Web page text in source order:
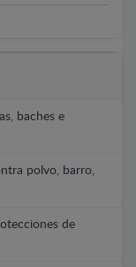
baches e
polvo, barro,
de